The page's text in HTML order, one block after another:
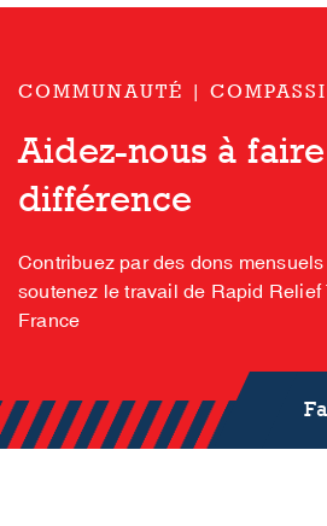
COMMUNAUTÉ |
Aidez-nous à
différence
Contribuez par des dons
soutenez le travail de Rapid Relief
France